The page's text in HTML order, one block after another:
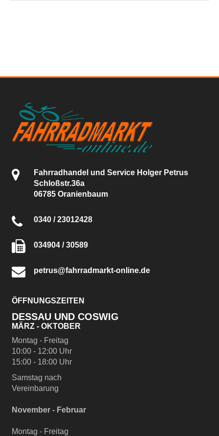
Fahrradhandel und Service Holger Petrus
Schloßstr.36a
06785 Oranienbaum
0340 / 23012428
034904 / 30589
petrus@fahrradmarkt-online.de
ÖFFNUNGSZEITEN
DESSAU UND COSWIG
MÄRZ - OKTOBER
Montag - Freitag
10:00 - 12:00 Uhr
15:00 - 18:00 Uhr
Samstag nach
Vereinbarung
November - Februar
Montag - Freitag